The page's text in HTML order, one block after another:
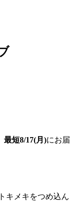
最短8/17(月)にお届
キメキをつめ込ん